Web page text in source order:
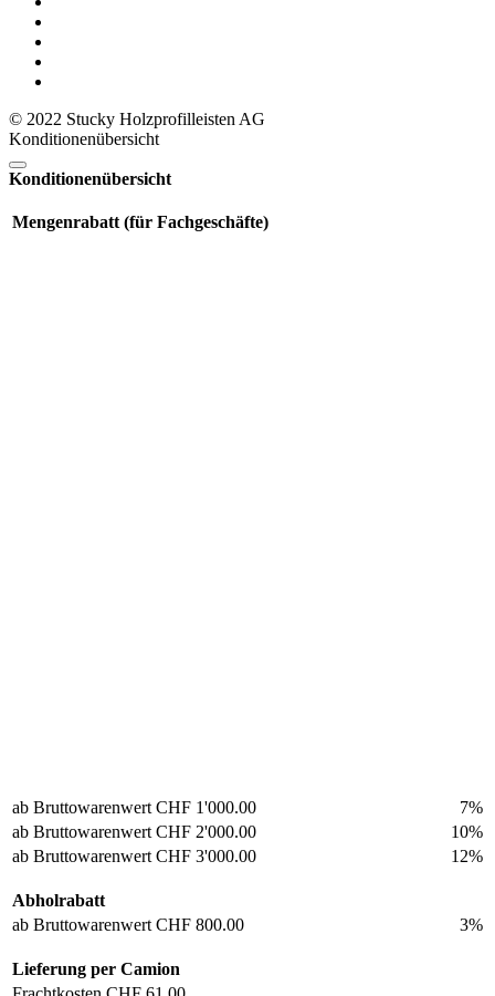
© 2022 Stucky Holzprofilleisten AG
Konditionenübersicht
Konditionenübersicht
Mengenrabatt (für Fachgeschäfte)
ab Bruttowarenwert CHF 1'000.00
7%
ab Bruttowarenwert CHF 2'000.00
10%
ab Bruttowarenwert CHF 3'000.00 12%
Abholrabatt
ab Bruttowarenwert CHF 800.00 3%
Lieferung per Camion